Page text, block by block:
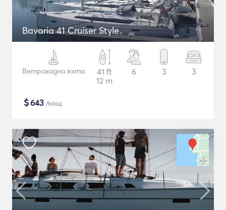
Bavaria 41 Cruiser Style
Ветроходна яхта
41 ft
12 m
6 3 3
$643 /нощ